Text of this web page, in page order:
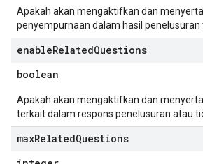
Apakah akan mengaktifkan dan
penyempurnaan dalam hasil penelusuran
enableRelatedQuestions
boolean
Apakah akan mengaktifkan dan
terkait dalam respons penelusuran atau
maxRelatedQuestions